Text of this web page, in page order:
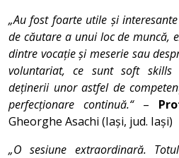
„Au fost foarte utile și
de căutare a unui loc de muncă,
dintre vocație și meserie sau
voluntariat, ce sunt soft
deținerii unor astfel de
perfecționare continuă.“–
Gheorghe Asachi (Iași, jud. Iași)
„O sesiune extraordinară.